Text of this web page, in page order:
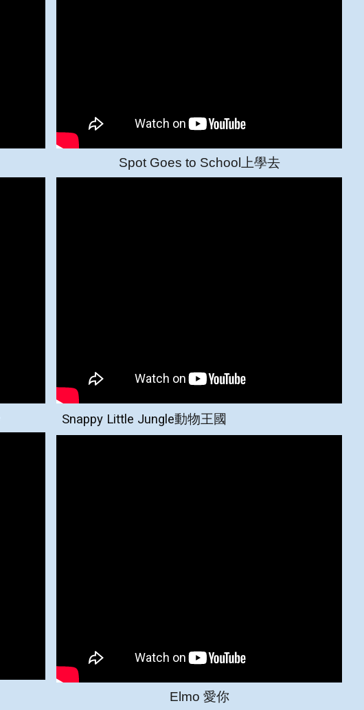
Spot Goes to School上學去
Snappy Little Jungle動物王國
Elmo 愛你